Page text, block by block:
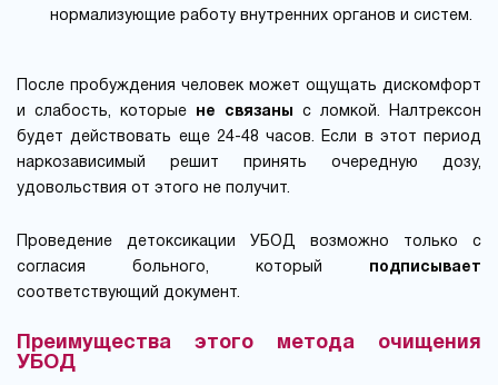
нормализующие работу внутренних органов и систем.
После пробуждения человек может ощущать дискомфорт
и слабость, которые
не связаны
с ломкой. Налтрексон
будет действовать еще 24-48 часов. Если в этот период
наркозависимый решит принять очередную дозу,
удовольствия от этого не получит.
Проведение детоксикации УБОД возможно только с
согласия больного, который
подписывает
соответствующий документ.
Преимущества этого метода очищения
УБОД